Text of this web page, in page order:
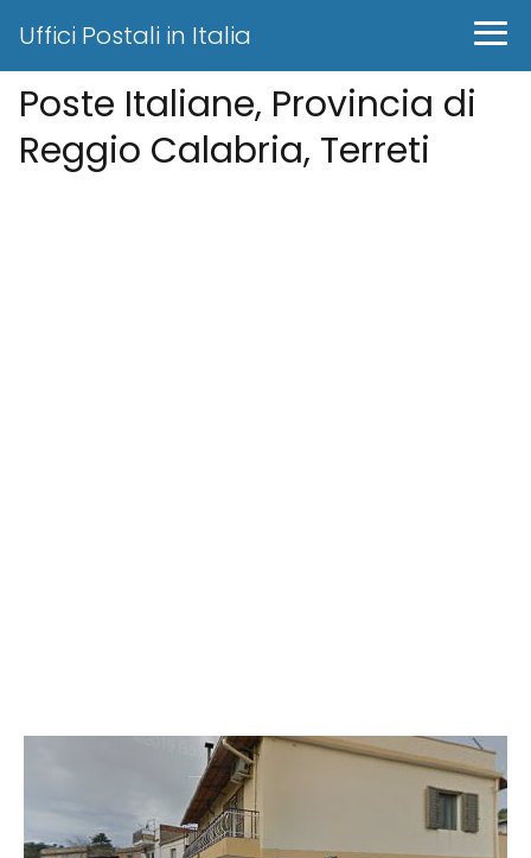
Uffici Postali in Italia
Poste Italiane, Provincia di
Reggio Calabria, Terreti